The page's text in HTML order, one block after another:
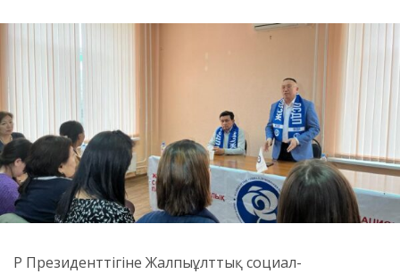
ҚР Президенттігіне Жалпыұлттық социал-